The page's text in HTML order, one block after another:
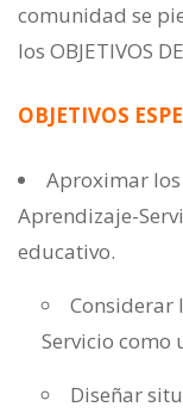
comunidad se
los OBJETIVOS
OBJETIVOS
Aproximar los
Aprendizaje-
educativo.
Considerar
Servicio como
Diseñar